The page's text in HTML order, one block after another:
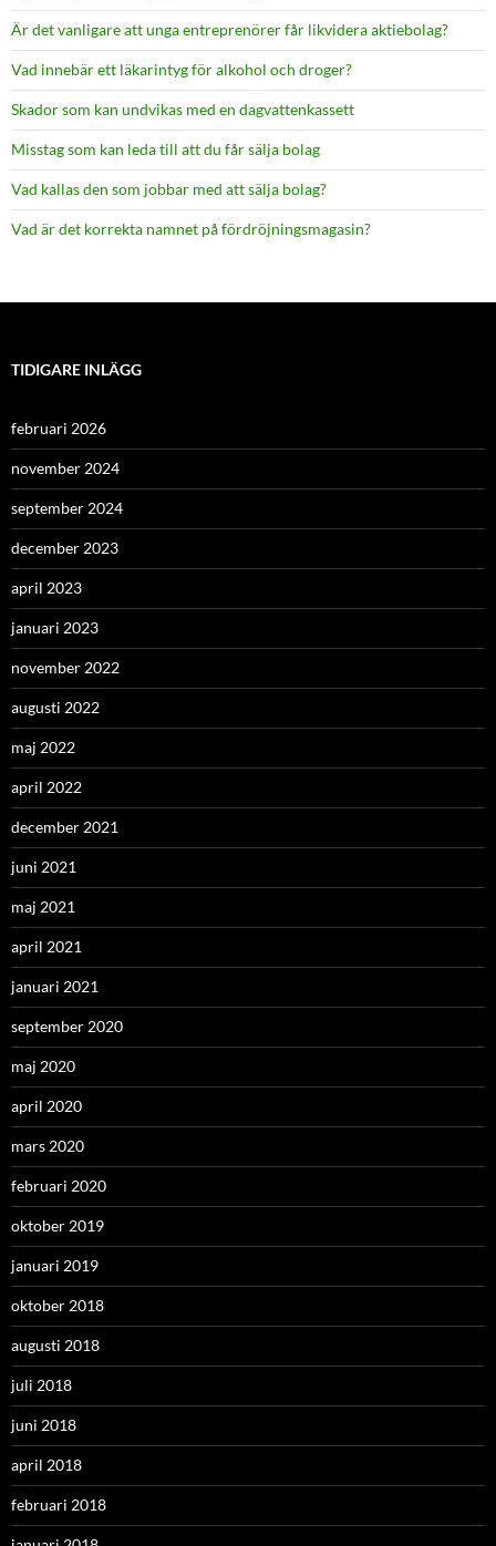
Är det vanligare att unga entreprenörer får likvidera aktiebolag?
Vad innebär ett läkarintyg för alkohol och droger?
Skador som kan undvikas med en dagvattenkassett
Misstag som kan leda till att du får sälja bolag
Vad kallas den som jobbar med att sälja bolag?
Vad är det korrekta namnet på fördröjningsmagasin?
TIDIGARE INLÄGG
februari 2026
november 2024
september 2024
december 2023
april 2023
januari 2023
november 2022
augusti 2022
maj 2022
april 2022
december 2021
juni 2021
maj 2021
april 2021
januari 2021
september 2020
maj 2020
april 2020
mars 2020
februari 2020
oktober 2019
januari 2019
oktober 2018
augusti 2018
juli 2018
juni 2018
april 2018
februari 2018